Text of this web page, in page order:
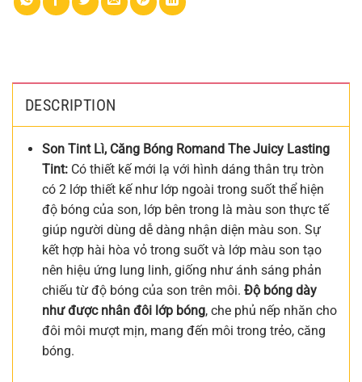
DESCRIPTION
Son Tint Lì, Căng Bóng Romand The Juicy Lasting
Tint:Có thiết kế mới lạ với hình dáng thân trụ tròn
có 2 lớp thiết kế như lớp ngoài trong suốt thể hiện
độ bóng của son, lớp bên trong là màu son thực tế
giúp người dùng dễ dàng nhận diện màu son. Sự
kết hợp hài hòa vỏ trong suốt và lớp màu son tạo
nên hiệu ứng lung linh, giống như ánh sáng phản
chiếu từ độ bóng của son trên môi. Độ bóng dày
như được nhân đôi lớp bóng, che phủ nếp nhăn cho
đôi môi mượt mịn, mang đến môi trong trẻo, căng
bóng.